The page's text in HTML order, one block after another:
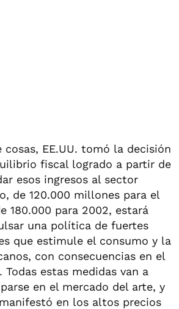
cosas, EE.UU. tomó la decisión
fiscal logrado a partir de
esos ingresos al sector
de 120.000 millones para el
180.000 para 2002, estará
una política de fuertes
que estimule el consumo y la
con consecuencias en el
estas medidas van a
en el mercado del arte, y
en los altos precios